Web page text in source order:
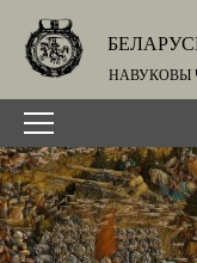
НАВУКОВЫ